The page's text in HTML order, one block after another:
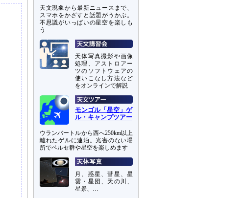
天文現象から最新ニュースまで、
スマホをかざすと話題がうかぶ。
不思議がいっぱいの星空を楽しも
う
天体写真撮影や画像
処理、アストロアー
ツのソフトウェアの
使いこなし方法など
をオンラインで解説
モンゴル「星空」ゲ
ル・キャンプツアー
ウランバートルから西へ250km以上
離れたゲルに連泊。光害のない場
所でペルセ群や星空を楽しめます
月、惑星、彗星、星
雲・星団、天の川、
星景、…